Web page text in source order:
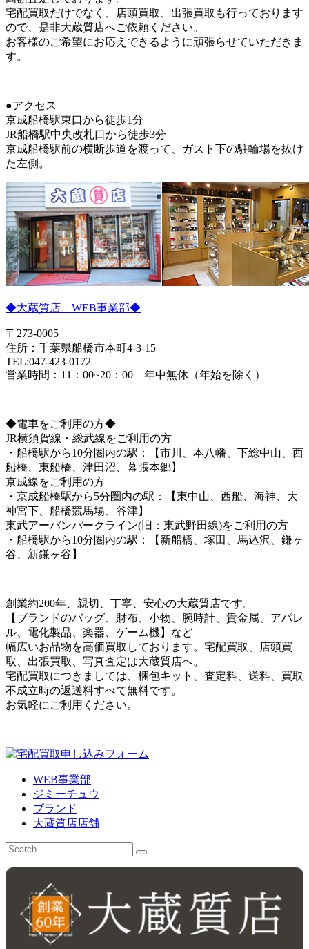
宅配買取だけでなく、店頭買取、出張買取も行っております
ので、是非大蔵質店へご依頼ください。
お客様のご希望にお応えできるように頑張らせていただきま
す。
●アクセス
京成船橋駅東口から徒歩1分
JR船橋駅中央改札口から徒歩3分
京成船橋駅前の横断歩道を渡って、ガスト下の駐輪場を抜け
た左側。
◆大蔵質店 WEB事業部◆
〒273-0005
住所：千葉県船橋市本町4-3-15
TEL:047-423-0172
営業時間：11：00~20：00 年中無休（年始を除く）
◆電車をご利用の方◆
JR横須賀線・総武線をご利用の方
・船橋駅から10分圏内の駅：【市川、本八幡、下総中山、西
船橋、東船橋、津田沼、幕張本郷】
京成線をご利用の方
・京成船橋駅から5分圏内の駅：【東中山、西船、海神、大
神宮下、船橋競馬場、谷津】
東武アーバンパークライン(旧：東武野田線)をご利用の方
・船橋駅から10分圏内の駅：【新船橋、塚田、馬込沢、鎌ヶ
谷、新鎌ヶ谷】
創業約200年、親切、丁寧、安心の大蔵質店です。
【ブランドのバッグ、財布、小物、腕時計、貴金属、アパレ
ル、電化製品、楽器、ゲーム機】など
幅広いお品物を高価買取しております。宅配買取、店頭買
取、出張買取、写真査定は大蔵質店へ。
宅配買取につきましては、梱包キット、査定料、送料、買取
不成立時の返送料すべて無料です。
お気軽にご利用ください。
WEB事業部
ジミーチュウ
ブランド
大蔵質店店舗
Search
for: